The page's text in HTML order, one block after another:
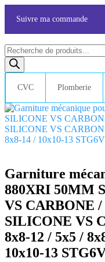
Suivre ma commande
Recherche
de
produits
CVC Plomberie
Garniture
880XRI 50MM
VS CARBONE
SILICONE VS
8x8-12 / 5x5 /
10x10-13